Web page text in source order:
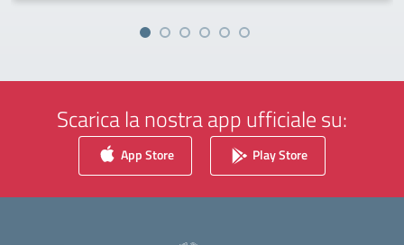
Scarica la nostra app ufficiale su:
App Store Play Store